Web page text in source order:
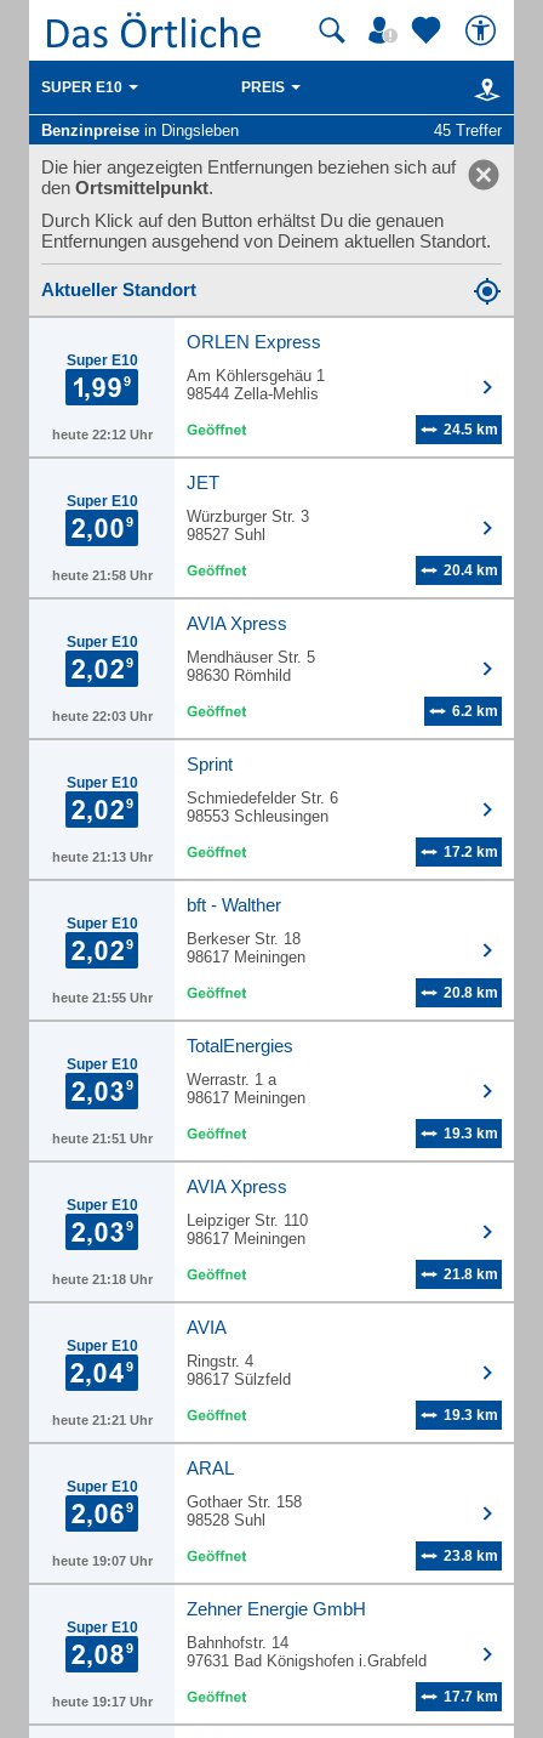
SUPER E10 PREIS
Benzinpreise in Dingsleben 45 Treffer
Die hier angezeigten Entfernungen beziehen sich auf
den Ortsmittelpunkt.
Durch Klick auf den Button erhältst Du die genauen
Entfernungen ausgehend von Deinem aktuellen Standort.
Aktueller Standort
Super E10
heute 22:12 Uhr
ORLEN Express
Am Köhlersgehäu 1
98544 Zella-Mehlis
24.5 km
Super E10
heute 21:58 Uhr
JET
Würzburger Str. 3
98527 Suhl
20.4 km
Super E10
heute 22:03 Uhr
AVIA Xpress
Mendhäuser Str. 5
98630 Römhild
6.2 km
Super E10
heute 21:13 Uhr
Sprint
Schmiedefelder Str. 6
98553 Schleusingen
17.2 km
Super E10
heute 21:55 Uhr
bft - Walther
Berkeser Str. 18
98617 Meiningen
20.8 km
Super E10
heute 21:51 Uhr
TotalEnergies
Werrastr. 1 a
98617 Meiningen
19.3 km
Super E10
heute 21:18 Uhr
AVIA Xpress
Leipziger Str. 110
98617 Meiningen
21.8 km
Super E10
heute 21:21 Uhr
AVIA
Ringstr. 4
98617 Sülzfeld
19.3 km
Super E10
heute 19:07 Uhr
ARAL
Gothaer Str. 158
98528 Suhl
23.8 km
Super E10
heute 19:17 Uhr
Zehner Energie GmbH
Bahnhofstr. 14
97631 Bad Königshofen i.Grabfeld
17.7 km